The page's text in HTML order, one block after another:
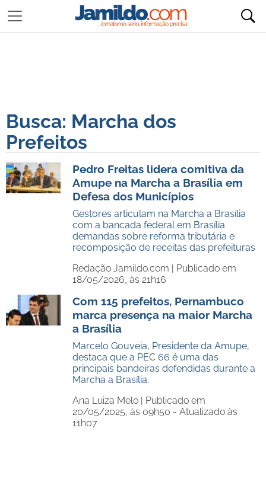
Busca: Marcha dos
Prefeitos
Pedro Freitas lidera comitiva da
Amupe na Marcha a Brasília em
Defesa dos Municípios
Gestores articulam na Marcha a Brasília
com a bancada federal em Brasília
demandas sobre reforma tributária e
recomposição de receitas das prefeituras
Redação Jamildo.com | Publicado em
18/05/2026, às 21h16
Com 115 prefeitos, Pernambuco
marca presença na maior Marcha
a Brasília
Marcelo Gouveia, Presidente da Amupe,
destaca que a PEC 66 é uma das
principais bandeiras defendidas durante a
Marcha a Brasília.
Ana Luiza Melo | Publicado em
20/05/2025, às 09h50 - Atualizado às
11h07